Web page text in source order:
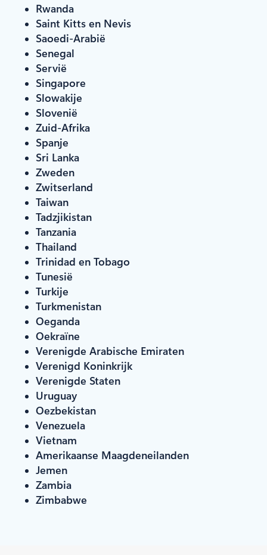
Rwanda
Saint Kitts en Nevis
Saoedi-Arabië
Senegal
Servië
Singapore
Slowakije
Slovenië
Zuid-Afrika
Spanje
Sri Lanka
Zweden
Zwitserland
Taiwan
Tadzjikistan
Tanzania
Thailand
Trinidad en Tobago
Tunesië
Turkije
Turkmenistan
Oeganda
Oekraïne
Verenigde Arabische Emiraten
Verenigd Koninkrijk
Verenigde Staten
Uruguay
Oezbekistan
Venezuela
Vietnam
Amerikaanse Maagdeneilanden
Jemen
Zambia
Zimbabwe